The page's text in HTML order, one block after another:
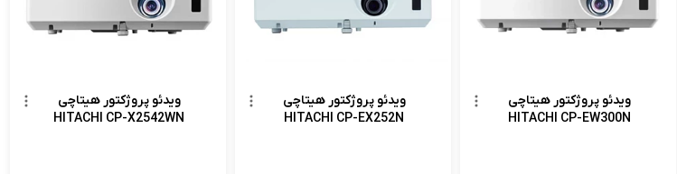
ویدئو پروژکتور هیتاچی
HITACHI CP-EW300N
ویدئو پروژکتور هیتاچی
HITACHI CP-EX252N
ویدئو پروژکتور هیتاچی
HITACHI CP-X2542WN